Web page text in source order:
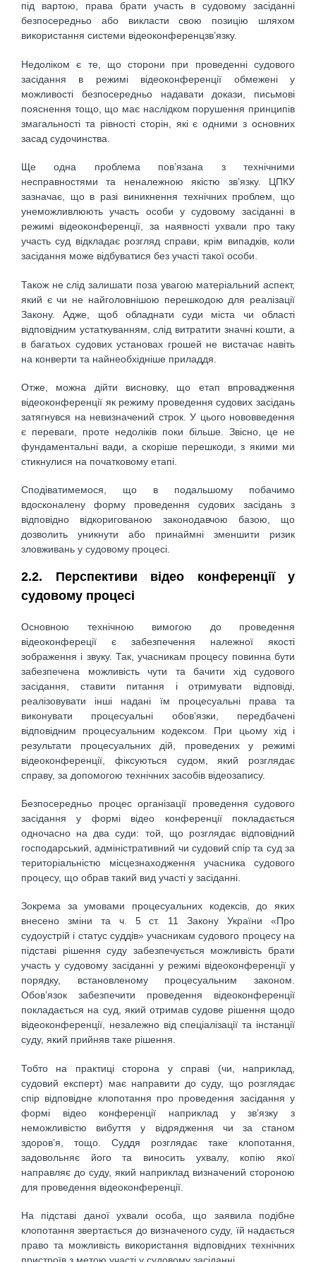
під вартою, права брати участь в судовому засіданні
безпосередньо або викласти свою позицію шляхом
використання системи відеоконференцзв’язку.
Недоліком є те, що сторони при проведенні судового
засідання в режимі відеоконференції обмежені у
можливості безпосередньо надавати докази, письмові
пояснення тощо, що має наслідком порушення принципів
змагальності та рівності сторін, які є одними з основних
засад судочинства.
Ще одна проблема пов’язана з технічними
несправностями та неналежною якістю зв’язку. ЦПКУ
зазначає, що в разі виникнення технічних проблем, що
унеможливлюють участь особи у судовому засіданні в
режимі відеоконференції, за наявності ухвали про таку
участь суд відкладає розгляд справи, крім випадків, коли
засідання може відбуватися без участі такої особи.
Також не слід залишати поза увагою матеріальний аспект,
який є чи не найголовнішою перешкодою для реалізації
Закону. Адже, щоб обладнати суди міста чи області
відповідним устаткуванням, слід витратити значні кошти, а
в багатьох судових установах грошей не вистачає навіть
на конверти та найнеобхідніше приладдя.
Отже, можна дійти висновку, що етап впровадження
відеоконференції як режиму проведення судових засідань
затягнувся на невизначений строк. У цього нововведення
є переваги, проте недоліків поки більше. Звісно, це не
фундаментальні вади, а скоріше перешкоди, з якими ми
стикнулися на початковому етапі.
Сподіватимемося, що в подальшому побачимо
вдосконалену форму проведення судових засідань з
відповідно відкоригованою законодавчою базою, що
дозволить уникнути або принаймні зменшити ризик
зловживань у судовому процесі.
2.2. Перспективи відео конференції у
судовому процесі
Основною технічною вимогою до проведення
відеоконфереції є забезпечення належної якості
зображення і звуку. Так, учасникам процесу повинна бути
забезпечена можливість чути та бачити хід судового
засідання, ставити питання і отримувати відповіді,
реалізовувати інші надані їм процесуальні права та
виконувати процесуальні обов’язки, передбачені
відповідним процесуальним кодексом. При цьому хід і
результати процесуальних дій, проведених у режимі
відеоконференції, фіксуються судом, який розглядає
справу, за допомогою технічних засобів відеозапису.
Безпосередньо процес організації проведення судового
засідання у формі відео конференції покладається
одночасно на два суди: той, що розглядає відповідний
господарський, адміністративний чи судовий спір та суд за
територіальністю місцезнаходження учасника судового
процесу, що обрав такий вид участі у засіданні.
Зокрема за умовами процесуальних кодексів, до яких
внесено зміни та ч. 5 ст. 11 Закону України «Про
судоустрій і статус суддів» учасникам судового процесу на
підставі рішення суду забезпечується можливість брати
участь у судовому засіданні у режимі відеоконференції у
порядку, встановленому процесуальним законом.
Обов’язок забезпечити проведення відеоконференції
покладається на суд, який отримав судове рішення щодо
відеоконференції, незалежно від спеціалізації та інстанції
суду, який прийняв таке рішення.
Тобто на практиці сторона у справі (чи, наприклад,
судовий експерт) має направити до суду, що розглядає
спір відповідне клопотання про проведення засідання у
формі відео конференції наприклад у зв’язку з
неможливістю вибуття у відрядження чи за станом
здоров’я, тощо. Суддя розглядає таке клопотання,
задовольняє його та виносить ухвалу, копію якої
направляє до суду, який наприклад визначений стороною
для проведення відеоконференції.
На підставі даної ухвали особа, що заявила подібне
клопотання звертається до визначеного суду, їй надається
право та можливість використання відповідних технічних